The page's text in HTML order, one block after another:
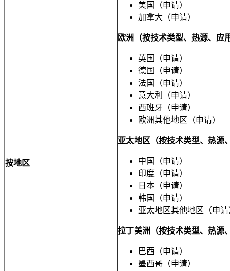
按地区
美国（申请）
加拿大（申请）
欧洲（按技术类型、热源、应
英国（申请）
德国（申请）
法国（申请）
意大利（申请）
西班牙（申请）
欧洲其他地区（申请）
亚太地区（按技术类型、热源
中国（申请）
印度（申请）
日本（申请）
韩国（申请）
亚太地区其他地区（申请
拉丁美洲（按技术类型、热源
巴西（申请）
墨西哥（申请）